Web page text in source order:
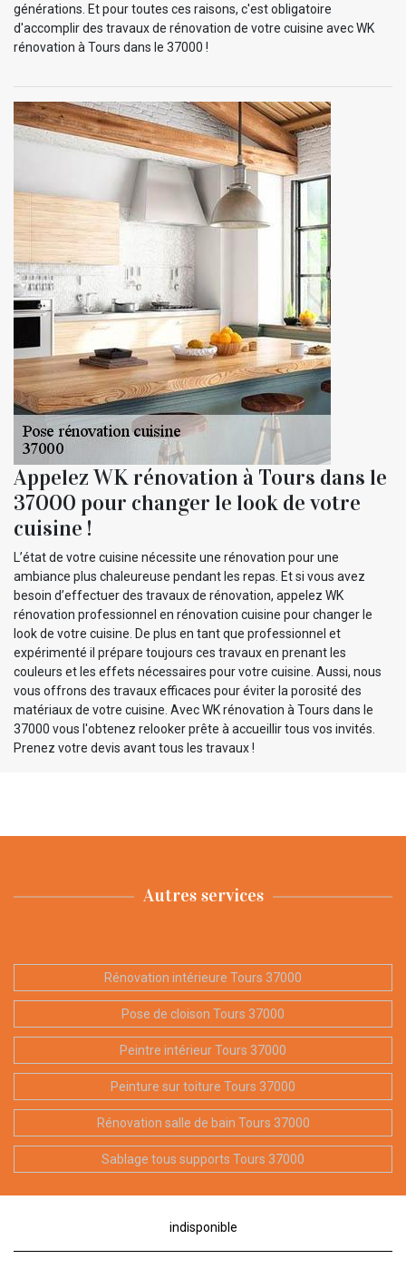
générations. Et pour toutes ces raisons, c'est obligatoire
d'accomplir des travaux de rénovation de votre cuisine avec WK
rénovation à Tours dans le 37000 !
Appelez WK rénovation à Tours dans le
37000 pour changer le look de votre
cuisine !
L’état de votre cuisine nécessite une rénovation pour une
ambiance plus chaleureuse pendant les repas. Et si vous avez
besoin d’effectuer des travaux de rénovation, appelez WK
rénovation professionnel en rénovation cuisine pour changer le
look de votre cuisine. De plus en tant que professionnel et
expérimenté il prépare toujours ces travaux en prenant les
couleurs et les effets nécessaires pour votre cuisine. Aussi, nous
vous offrons des travaux efficaces pour éviter la porosité des
matériaux de votre cuisine. Avec WK rénovation à Tours dans le
37000 vous l'obtenez relooker prête à accueillir tous vos invités.
Prenez votre devis avant tous les travaux !
Autres services
Rénovation intérieure Tours 37000
Pose de cloison Tours 37000
Peintre intérieur Tours 37000
Peinture sur toiture Tours 37000
Rénovation salle de bain Tours 37000
Sablage tous supports Tours 37000
indisponible